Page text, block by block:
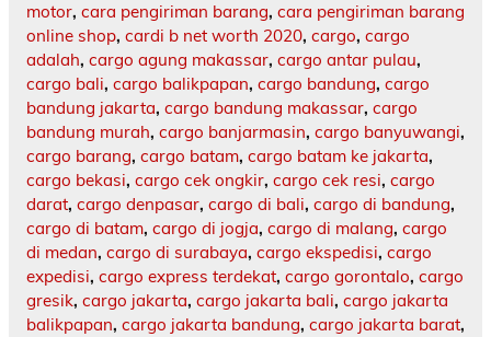
motor, cara pengiriman barang, cara pengiriman barang
online shop, cardi b net worth 2020, cargo, cargo
adalah, cargo agung makassar, cargo antar pulau,
cargo bali, cargo balikpapan, cargo bandung, cargo
bandung jakarta, cargo bandung makassar, cargo
bandung murah, cargo banjarmasin, cargo banyuwangi,
cargo barang, cargo batam, cargo batam ke jakarta,
cargo bekasi, cargo cek ongkir, cargo cek resi, cargo
darat, cargo denpasar, cargo di bali, cargo di bandung,
cargo di batam, cargo di jogja, cargo di malang, cargo
di medan, cargo di surabaya, cargo ekspedisi, cargo
expedisi, cargo express terdekat, cargo gorontalo, cargo
gresik, cargo jakarta, cargo jakarta bali, cargo jakarta
balikpapan, cargo jakarta bandung, cargo jakarta barat,